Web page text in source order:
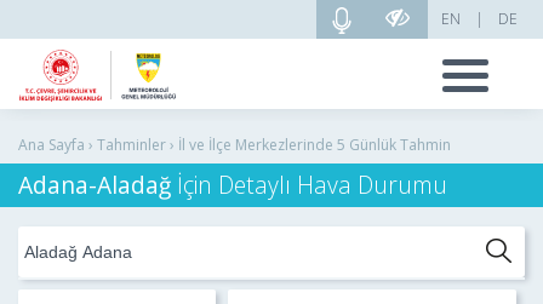
DE
|
EN
Ana Sayfa › Tahminler › İl ve İlçe Merkezlerinde 5 Günlük Tahmin
Adana-Aladağ İçin Detaylı Hava Durumu